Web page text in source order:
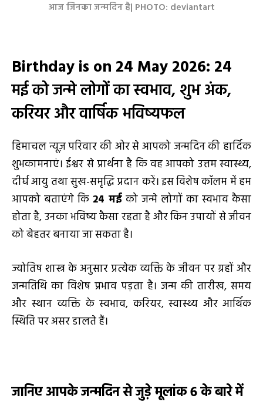
आज जिनका जन्मदिन है| PHOTO: deviantart
Birthday is on 24 May 2026: 24
मई को जन्मे लोगों का स्वभाव, शुभ अंक,
करियर और वार्षिक भविष्यफल
हिमाचल न्यूज़ परिवार की ओर से आपको जन्मदिन की हार्दिक
शुभकामनाएं। ईश्वर से प्रार्थना है कि वह आपको उत्तम स्वास्थ्य,
दीर्घ आयु तथा सुख-समृद्धि प्रदान करें। इस विशेष कॉलम में हम
आपको बताएंगे कि 24 मई को जन्मे लोगों का स्वभाव कैसा
होता है, उनका भविष्य कैसा रहता है और किन उपायों से जीवन
को बेहतर बनाया जा सकता है।
ज्योतिष शास्त्र के अनुसार प्रत्येक व्यक्ति के जीवन पर ग्रहों और
जन्मतिथि का विशेष प्रभाव पड़ता है। जन्म की तारीख, समय
और स्थान व्यक्ति के स्वभाव, करियर, स्वास्थ्य और आर्थिक
स्थिति पर असर डालते हैं।
जानिए आपके जन्मदिन से जुड़े मूलांक6 के बारे में